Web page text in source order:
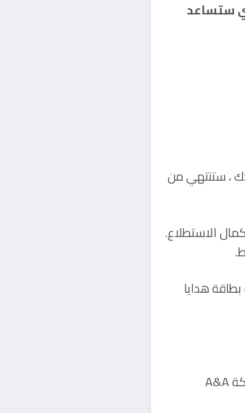
ستساعد
، ستنتهي من
اللازمين لإكمال الاستطلاع.
هو 10000. لمكافآت بطاقات الهدايا، ستمنحك 000 30 نقطة بطاقة هدايا
دفعت شركة Panda Research أكثر من 2.2 مليون دولار لأعضائها منذ عام 2005. الشركة مملوكة لشركة A&A